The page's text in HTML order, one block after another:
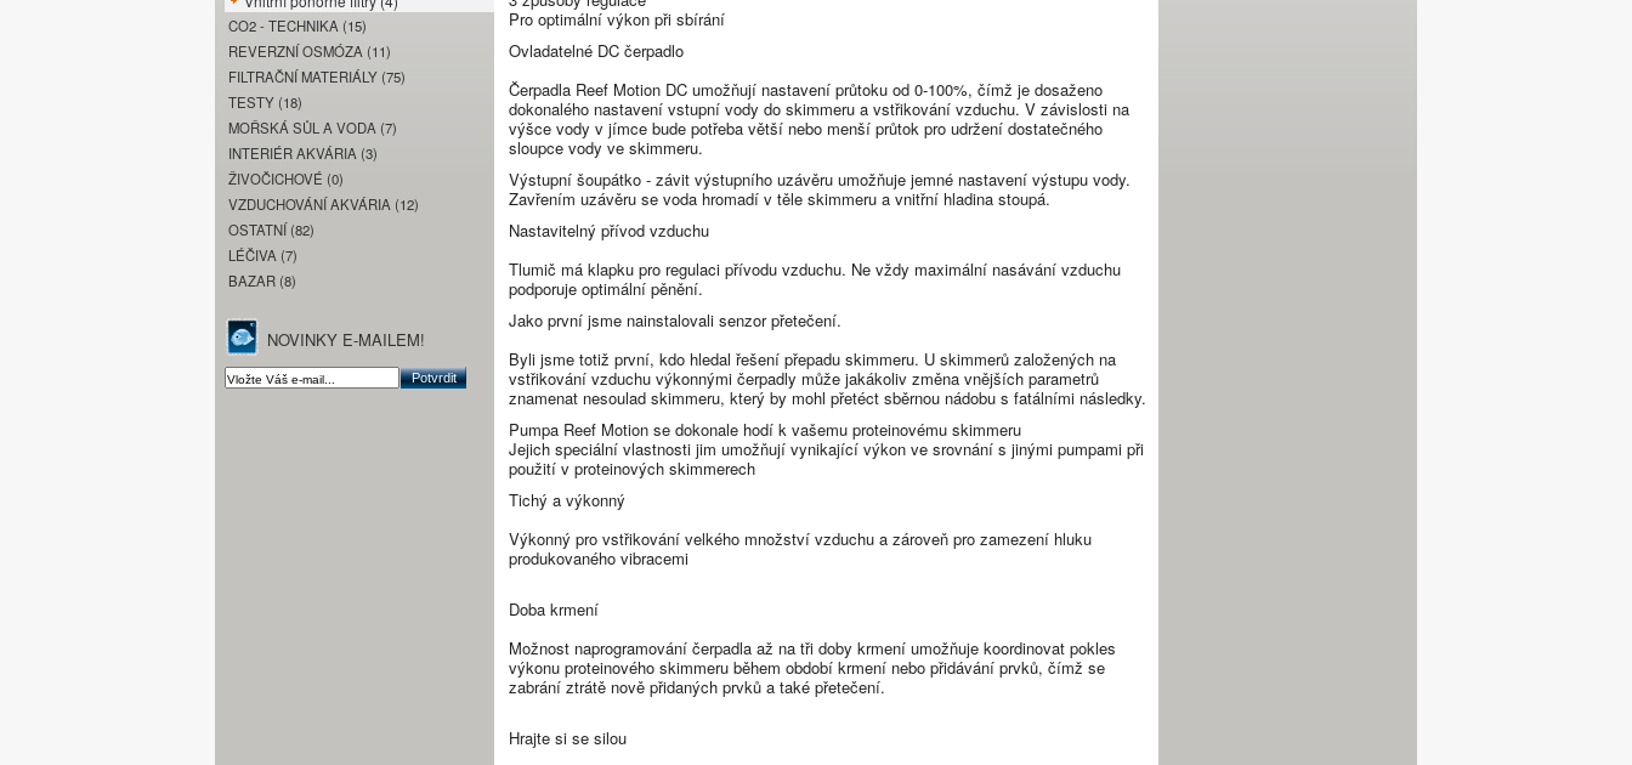
CO2 - TECHNIKA (15)
REVERZNÍ OSMÓZA (11)
FILTRAČNÍ MATERIÁLY (75)
TESTY (18)
MOŘSKÁ SŮL A VODA (7)
INTERIÉR AKVÁRIA (3)
ŽIVOČICHOVÉ (0)
VZDUCHOVÁNÍ AKVÁRIA (12)
OSTATNÍ (82)
LÉČIVA (7)
BAZAR (8)
NOVINKY E-MAILEM!
Pro optimální výkon při sbírání
Ovladatelné DC čerpadlo
Čerpadla Reef Motion DC umožňují nastavení průtoku od 0-100%, čímž je dosaženo
dokonalého nastavení vstupní vody do skimmeru a vstřikování vzduchu. V závislosti na
výšce vody v jímce bude potřeba větší nebo menší průtok pro udržení dostatečného
sloupce vody ve skimmeru.
Výstupní šoupátko - závit výstupního uzávěru umožňuje jemné nastavení výstupu vody.
Zavřením uzávěru se voda hromadí v těle skimmeru a vnitřní hladina stoupá.
Nastavitelný přívod vzduchu
Tlumič má klapku pro regulaci přívodu vzduchu. Ne vždy maximální nasávání vzduchu
podporuje optimální pěnění.
Jako první jsme nainstalovali senzor přetečení.
Byli jsme totiž první, kdo hledal řešení přepadu skimmeru. U skimmerů založených na
vstřikování vzduchu výkonnými čerpadly může jakákoliv změna vnějších parametrů
znamenat nesoulad skimmeru, který by mohl přetéct sběrnou nádobu s fatálními následky.
Pumpa Reef Motion se dokonale hodí k vašemu proteinovému skimmeru
Jejich speciální vlastnosti jim umožňují vynikající výkon ve srovnání s jinými pumpami při
použití v proteinových skimmerech
Tichý a výkonný
Výkonný pro vstřikování velkého množství vzduchu a zároveň pro zamezení hluku
produkovaného vibracemi
Doba krmení
Možnost naprogramování čerpadla až na tři doby krmení umožňuje koordinovat pokles
výkonu proteinového skimmeru během období krmení nebo přidávání prvků, čímž se
zabrání ztrátě nově přidaných prvků a také přetečení.
Hrajte si se silou